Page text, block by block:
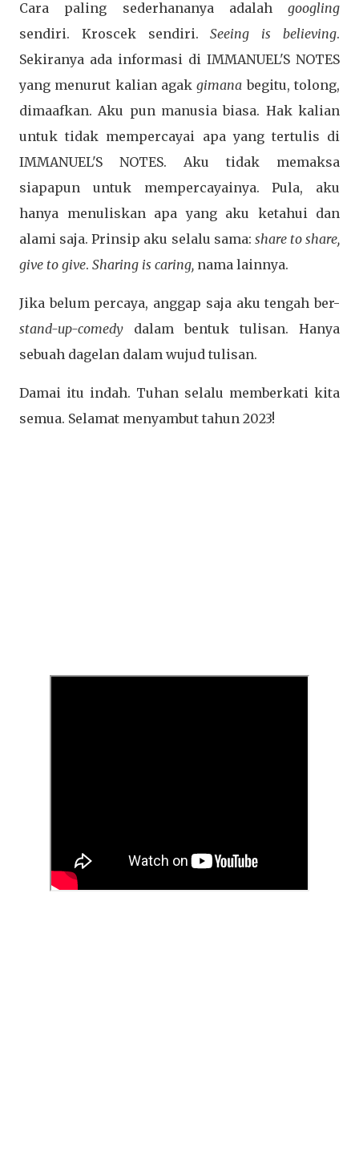
Cara paling sederhananya adalah googling
sendiri. Kroscek sendiri.Seeing is believing.
Sekiranya ada informasi di IMMANUEL'S NOTES
yang menurut kalian agakgimana begitu, tolong,
dimaafkan. Aku pun manusia biasa. Hak kalian
untuk tidak mempercayai apa yang tertulis di
IMMANUEL'S NOTES. Aku tidak memaksa
siapapun untuk mempercayainya. Pula, aku
hanya menuliskan apa yang aku ketahui dan
alami saja. Prinsip aku selalu sama: share to share,
give to give. Sharing is caring, nama lainnya.
Jika belum percaya, anggap saja aku tengah ber-
stand-up-comedy dalam bentuk tulisan. Hanya
sebuah dagelan dalam wujud tulisan.
Damai itu indah. Tuhan selalu memberkati kita
semua. Selamat menyambut tahun 2023!